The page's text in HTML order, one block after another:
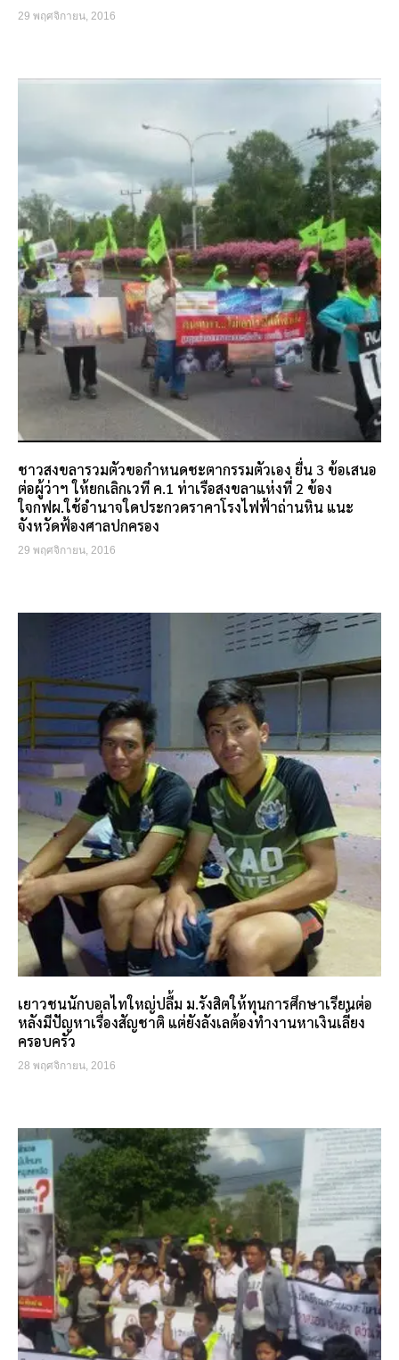
29 พฤศจิกายน, 2016
ชาวสงขลารวมตัวขอกำหนดชะตากรรมตัวเอง ยื่น 3 ข้อเสนอ
ต่อผู้ว่าฯ ให้ยกเลิกเวที ค.1 ท่าเรือสงขลาแห่งที่ 2 ข้อง
ใจกฟผ.ใช้อำนาจใดประกวดราคาโรงไฟฟ้าถ่านหิน แนะ
จังหวัดฟ้องศาลปกครอง
29 พฤศจิกายน, 2016
เยาวชนนักบอลไทใหญ่ปลื้ม ม.รังสิตให้ทุนการศึกษาเรียนต่อ
หลังมีปัญหาเรื่องสัญชาติ แต่ยังลังเลต้องทำงานหาเงินเลี้ยง
ครอบครัว
28 พฤศจิกายน, 2016